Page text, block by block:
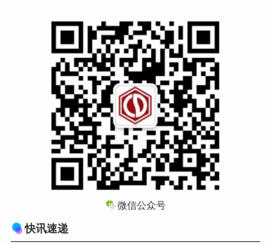
微信公众号
快讯速递